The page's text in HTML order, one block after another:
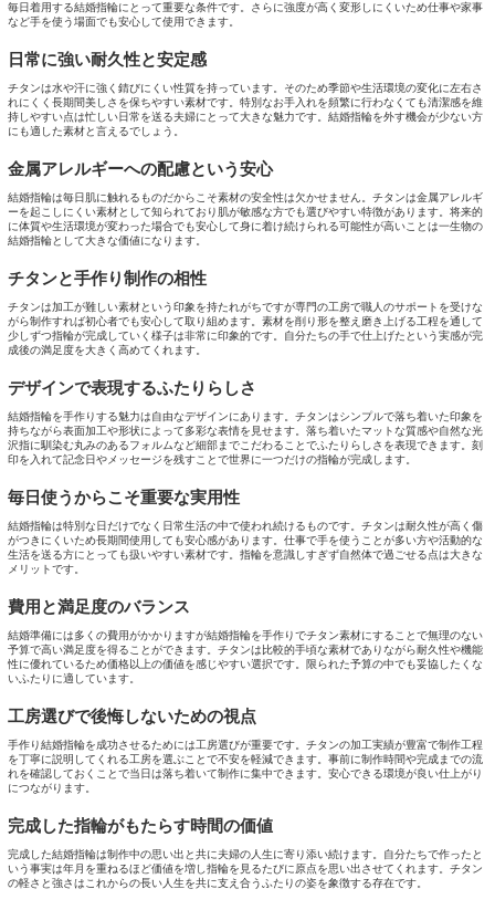
毎日着用する結婚指輪にとって重要な条件です。さらに強度が高く変形しにくいため仕事や家事
など手を使う場面でも安心して使用できます。
日常に強い耐久性と安定感
チタンは水や汗に強く錆びにくい性質を持っています。そのため季節や生活環境の変化に左右さ
れにくく長期間美しさを保ちやすい素材です。特別なお手入れを頻繁に行わなくても清潔感を維
持しやすい点は忙しい日常を送る夫婦にとって大きな魅力です。結婚指輪を外す機会が少ない方
にも適した素材と言えるでしょう。
金属アレルギーへの配慮という安心
結婚指輪は毎日肌に触れるものだからこそ素材の安全性は欠かせません。チタンは金属アレルギ
ーを起こしにくい素材として知られており肌が敏感な方でも選びやすい特徴があります。将来的
に体質や生活環境が変わった場合でも安心して身に着け続けられる可能性が高いことは一生物の
結婚指輪として大きな価値になります。
チタンと手作り制作の相性
チタンは加工が難しい素材という印象を持たれがちですが専門の工房で職人のサポートを受けな
がら制作すれば初心者でも安心して取り組めます。素材を削り形を整え磨き上げる工程を通して
少しずつ指輪が完成していく様子は非常に印象的です。自分たちの手で仕上げたという実感が完
成後の満足度を大きく高めてくれます。
デザインで表現するふたりらしさ
結婚指輪を手作りする魅力は自由なデザインにあります。チタンはシンプルで落ち着いた印象を
持ちながら表面加工や形状によって多彩な表情を見せます。落ち着いたマットな質感や自然な光
沢指に馴染む丸みのあるフォルムなど細部までこだわることでふたりらしさを表現できます。刻
印を入れて記念日やメッセージを残すことで世界に一つだけの指輪が完成します。
毎日使うからこそ重要な実用性
結婚指輪は特別な日だけでなく日常生活の中で使われ続けるものです。チタンは耐久性が高く傷
がつきにくいため長期間使用しても安心感があります。仕事で手を使うことが多い方や活動的な
生活を送る方にとっても扱いやすい素材です。指輪を意識しすぎず自然体で過ごせる点は大きな
メリットです。
費用と満足度のバランス
結婚準備には多くの費用がかかりますが結婚指輪を手作りでチタン素材にすることで無理のない
予算で高い満足度を得ることができます。チタンは比較的手頃な素材でありながら耐久性や機能
性に優れているため価格以上の価値を感じやすい選択です。限られた予算の中でも妥協したくな
いふたりに適しています。
工房選びで後悔しないための視点
手作り結婚指輪を成功させるためには工房選びが重要です。チタンの加工実績が豊富で制作工程
を丁寧に説明してくれる工房を選ぶことで不安を軽減できます。事前に制作時間や完成までの流
れを確認しておくことで当日は落ち着いて制作に集中できます。安心できる環境が良い仕上がり
につながります。
完成した指輪がもたらす時間の価値
完成した結婚指輪は制作中の思い出と共に夫婦の人生に寄り添い続けます。自分たちで作ったと
いう事実は年月を重ねるほど価値を増し指輪を見るたびに原点を思い出させてくれます。チタン
の軽さと強さはこれからの長い人生を共に支え合うふたりの姿を象徴する存在です。